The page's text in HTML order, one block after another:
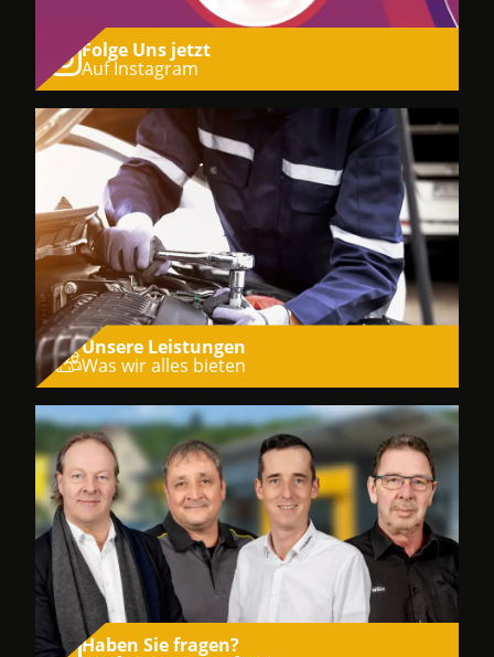
Folge Uns jetzt
Auf Instagram
Unsere Leistungen
Was wir alles bieten
Haben Sie fragen?